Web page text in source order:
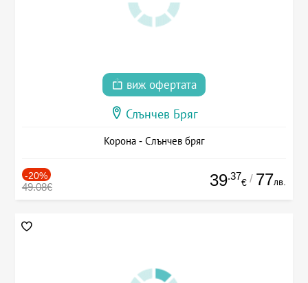
виж офертата
Слънчев Бряг
Корона - Слънчев бряг
-20%
49.08€ 39.37
€ / 77лв.